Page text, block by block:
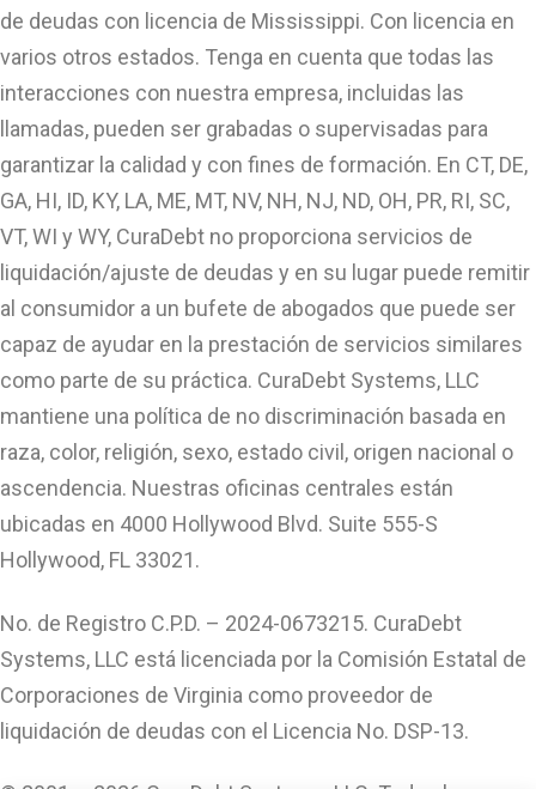
de deudas con licencia de Mississippi. Con licencia en
varios otros estados. Tenga en cuenta que todas las
interacciones con nuestra empresa, incluidas las
llamadas, pueden ser grabadas o supervisadas para
garantizar la calidad y con fines de formación. En CT, DE,
GA, HI, ID, KY, LA, ME, MT, NV, NH, NJ, ND, OH, PR, RI, SC,
VT, WI y WY, CuraDebt no proporciona servicios de
liquidación/ajuste de deudas y en su lugar puede remitir
al consumidor a un bufete de abogados que puede ser
capaz de ayudar en la prestación de servicios similares
como parte de su práctica. CuraDebt Systems, LLC
mantiene una política de no discriminación basada en
raza, color, religión, sexo, estado civil, origen nacional o
ascendencia. Nuestras oficinas centrales están
ubicadas en 4000 Hollywood Blvd. Suite 555-S
Hollywood, FL 33021.
No. de Registro C.P.D. – 2024-0673215. CuraDebt
Systems, LLC está licenciada por la Comisión Estatal de
Corporaciones de Virginia como proveedor de
liquidación de deudas con el Licencia No. DSP-13.